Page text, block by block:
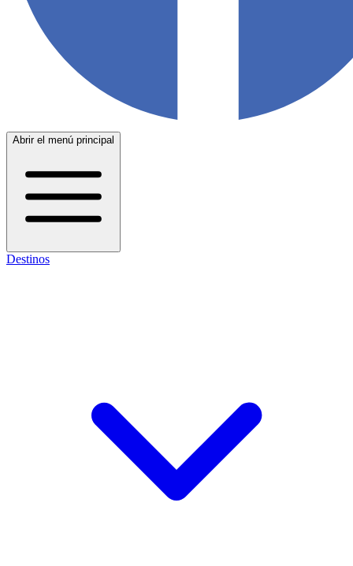
Abrir el menú principal
Destinos